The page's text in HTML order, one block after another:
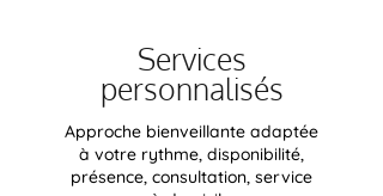
Services
personnalisés
Approche bienveillante adaptée
à votre rythme, disponibilité,
présence, consultation, service